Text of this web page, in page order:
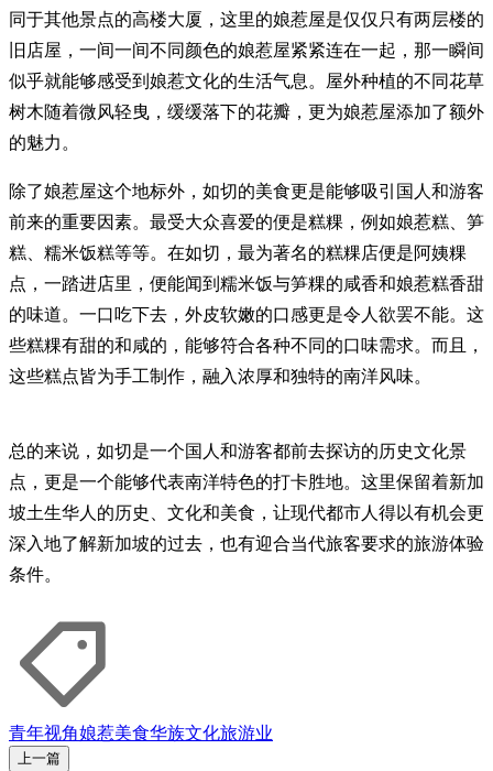
同于其他景点的高楼大厦，这里的娘惹屋是仅仅只有两层楼的
旧店屋，一间一间不同颜色的娘惹屋紧紧连在一起，那一瞬间
似乎就能够感受到娘惹文化的生活气息。屋外种植的不同花草
树木随着微风轻曳，缓缓落下的花瓣，更为娘惹屋添加了额外
的魅力。
除了娘惹屋这个地标外，如切的美食更是能够吸引国人和游客
前来的重要因素。最受大众喜爱的便是糕粿，例如娘惹糕、笋
糕、糯米饭糕等等。在如切，最为著名的糕粿店便是阿姨粿
点，一踏进店里，便能闻到糯米饭与笋粿的咸香和娘惹糕香甜
的味道。一口吃下去，外皮软嫩的口感更是令人欲罢不能。这
些糕粿有甜的和咸的，能够符合各种不同的口味需求。而且，
这些糕点皆为手工制作，融入浓厚和独特的南洋风味。
总的来说，如切是一个国人和游客都前去探访的历史文化景
点，更是一个能够代表南洋特色的打卡胜地。这里保留着新加
坡土生华人的历史、文化和美食，让现代都市人得以有机会更
深入地了解新加坡的过去，也有迎合当代旅客要求的旅游体验
条件。
青年视角娘惹美食华族文化旅游业
上一篇